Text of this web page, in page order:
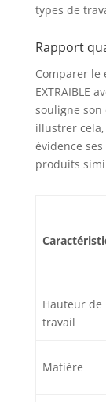
types de
Rapport
Comparer le
EXTRAIBLE
souligne
illustrer
évidence
produits
Hauteur de
travail
Matière